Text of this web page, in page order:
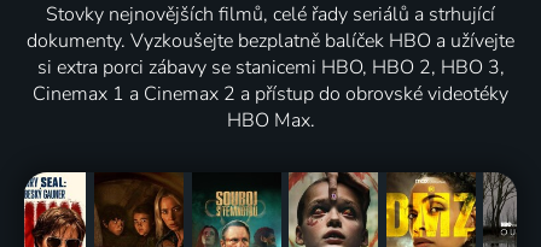
Stovky nejnovějších filmů, celé řady seriálů a strhující
dokumenty. Vyzkoušejte bezplatně balíček HBO a užívejte
si extra porci zábavy se stanicemi HBO, HBO 2, HBO 3,
Cinemax 1 a Cinemax 2 a přístup do obrovské videotéky
HBO Max.